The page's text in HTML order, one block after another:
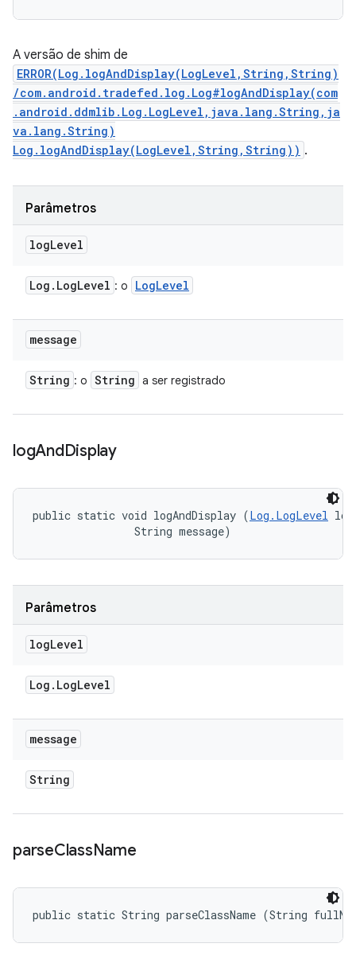
A versão de shim de
ERROR(Log.logAndDisplay(LogLevel,String,String)
/com.android.tradefed.log.Log#logAndDisplay(com
.android.ddmlib.Log.LogLevel,java.lang.String,ja
va.lang.String)
Log.logAndDisplay(LogLevel,String,String)) .
Parâmetros
logLevel
Log . LogLevel : o LogLevel
message
String : o String a ser registrado
logAndDisplay
public static void logAndDisplay (Log.LogLevel
                String message)
Parâmetros
logLevel
Log . LogLevel
message
String
parseClassName
public static String parseClassName (String